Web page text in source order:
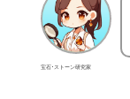
宝石･ストーン研究家